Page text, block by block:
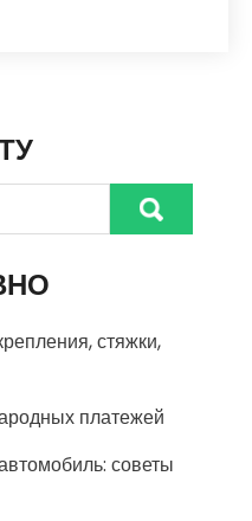
стяжки,
платежей
советы